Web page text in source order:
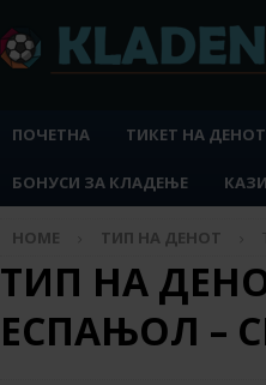
ПОЧЕТНА ТИКЕТ НА ДЕНОТ
БОНУСИ ЗА КЛАДЕЊЕ
HOME ТИП НА ДЕНОТ
ТИП НА
ЕСПАЊОЛ –